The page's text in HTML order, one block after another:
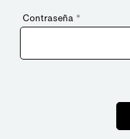
Contraseña *